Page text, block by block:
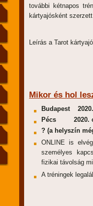
további kétnapos
kártyajósként
Leírás a Tarot
Mikor és hol
Budapest
Pécs 2020.
? (a helyszín
ONLINE is
személyes
fizikai távolság
A tréningek